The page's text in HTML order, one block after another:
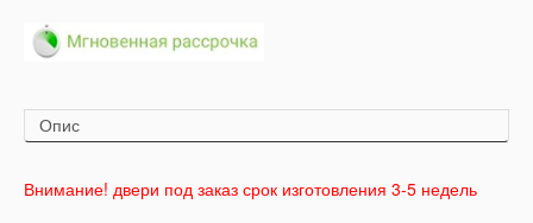
Опис
Внимание! двери под заказ срок изготовления 3-5 недель